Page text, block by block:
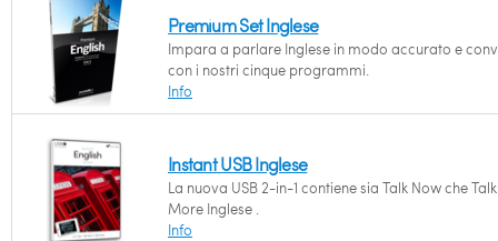
Premium Set Inglese
Impara a parlare Inglese in modo accurato e
con i nostri cinque programmi.
Info
Instant USB Inglese
La nuova USB 2-in-1 contiene sia Talk Now che Talk
More Inglese .
Info